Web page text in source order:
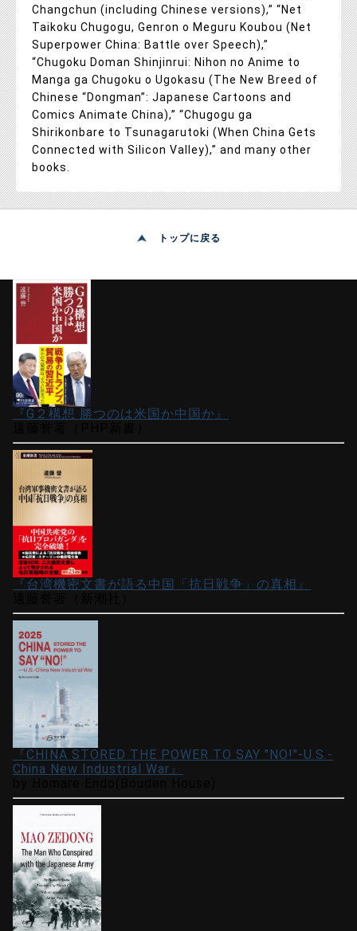
Changchun (including Chinese versions),” “Net
Taikoku Chugogu, Genron o Meguru Koubou (Net
Superpower China: Battle over Speech),”
“Chugoku Doman Shinjinrui: Nihon no Anime to
Manga ga Chugoku o Ugokasu (The New Breed of
Chinese “Dongman”: Japanese Cartoons and
Comics Animate China),” “Chugogu ga
Shirikonbare to Tsunagarutoki (When China Gets
Connected with Silicon Valley),” and many other
books.
トップに戻る
『G２構想 勝つのは米国か中国か』
『台湾機密文書が語る中国「抗日戦争」の真相』
『CHINA STORED THE POWER TO SAY "NO!"-U.S.-
China New Industrial War』